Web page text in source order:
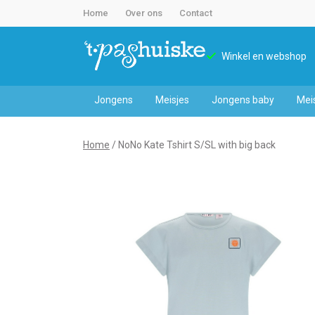
Home Over ons Contact
Winkel en webshop
Jongens Meisjes Jongens baby
Home NoNo Kate Tshirt S/SL with big back